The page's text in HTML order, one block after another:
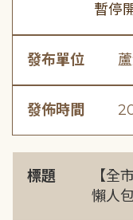
暫停
發布單位
發佈時間
標題
【
懶人